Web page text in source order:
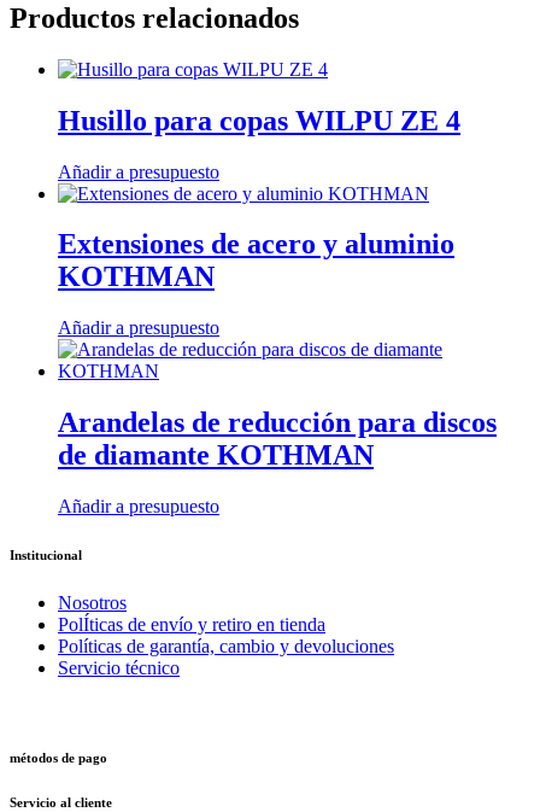
Productos relacionados
Husillo para copas WILPU ZE 4
Añadir a presupuesto
Extensiones de acero y aluminio
KOTHMAN
Añadir a presupuesto
Arandelas de reducción para discos
de diamante KOTHMAN
Añadir a presupuesto
Institucional
Nosotros
PolÍticas de envío y retiro en tienda
Políticas de garantía, cambio y devoluciones
Servicio técnico
métodos de pago
Servicio al cliente